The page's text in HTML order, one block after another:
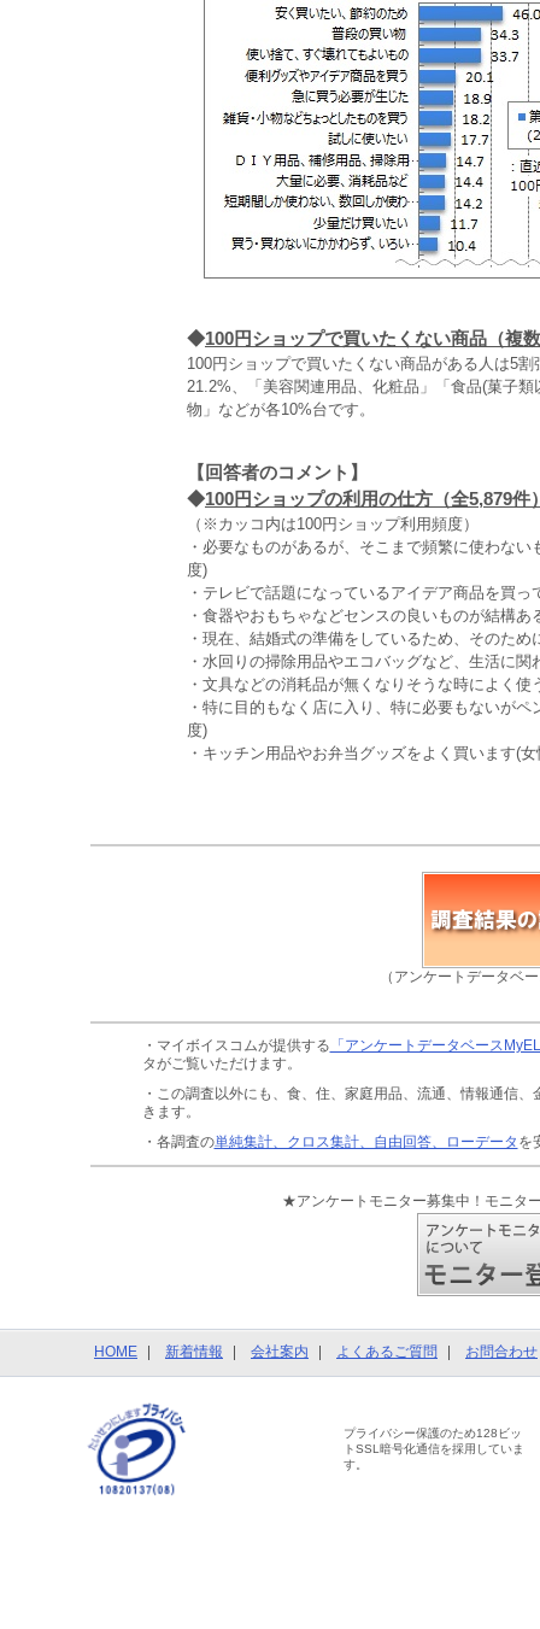
◆100円ショップで買いたくない商品（複
100円ショップで買いたくない商品がある人は5
21.2%、「美容関連用品、化粧品」「食品(菓子
物」などが各10%台です。
【回答者のコメント】
◆100円ショップの利用の仕方（全5,879件
（※カッコ内は100円ショップ利用頻度）
・必要なものがあるが、そこまで頻繁に使わな
度)
・テレビで話題になっているアイデア商品を買
・食器やおもちゃなどセンスの良いものが結構
・現在、結婚式の準備をしているため、そのた
・水回りの掃除用品やエコバッグなど、生活に
・文具などの消耗品が無くなりそうな時によく
・特に目的もなく店に入り、特に必要もないが
度)
・キッチン用品やお弁当グッズをよく買います(
（アンケートデータベ
・マイボイスコムが提供する 「アンケートデータベース
タがご覧いただけます。
・この調査以外にも、食、住、家庭用品、流通、情報通信、
きます。
・各調査の単純集計、クロス集計、自由回答、ローデータ を
★アンケートモニター募集中！モニタ
HOME 新着情報 会社案内 よくあるご質問 お問合わせ
プライバシー保護のため128ビッ
トSSL暗号化通信を採用していま
す。